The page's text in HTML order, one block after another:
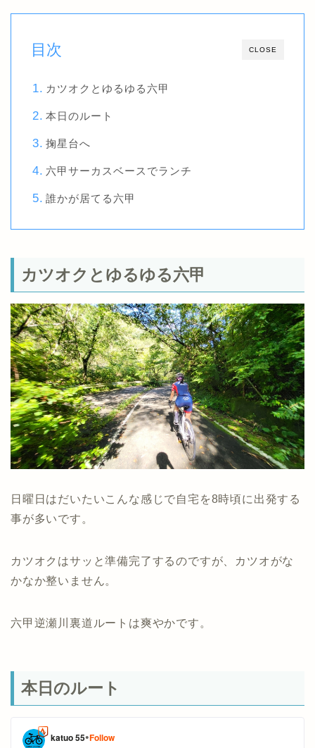
CLOSE
目次
カツオクとゆるゆる六甲
本日のルート
掬星台へ
六甲サーカスベースでランチ
誰かが居てる六甲
カツオクとゆるゆる六甲
日曜日はだいたいこんな感じで自宅を8時頃に出発する
事が多いです。
カツオクはサッと準備完了するのですが、カツオがな
かなか整いません。
六甲逆瀬川裏道ルートは爽やかです。
本日のルート